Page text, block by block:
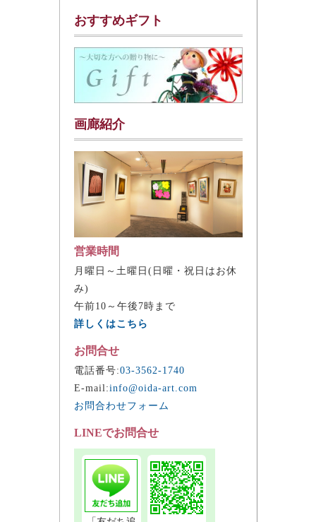
おすすめギフト
画廊紹介
営業時間
月曜日～土曜日(日曜・祝日はお休
み)
午前10～午後7時まで
詳しくはこちら
お問合せ
電話番号:03-3562-1740
E-mail:info@oida-art.com
お問合わせフォーム
LINEでお問合せ